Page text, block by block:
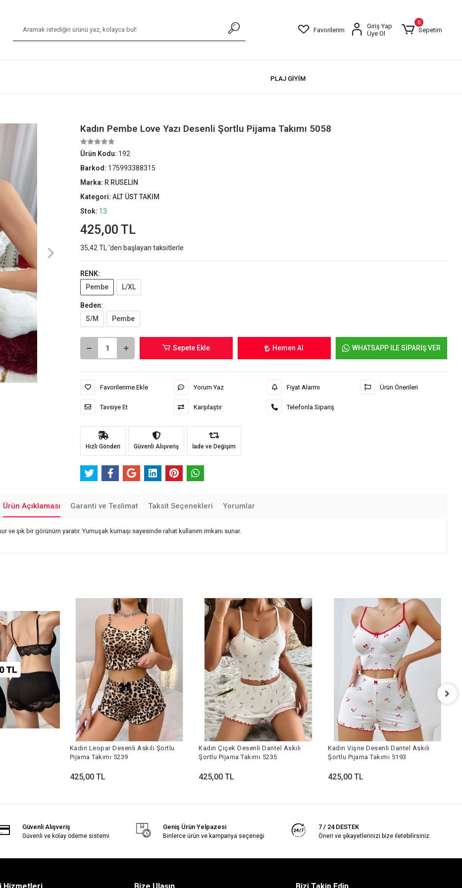
Favorilerim
Giriş Yap
Üye Ol
0
Sepetim
PLAJ GİYİM
Kadın Pembe Love Yazı Desenli Şortlu Pijama Takımı 5058
Ürün Kodu: 192
Barkod: 175993388315
Marka: R RUSELİN
Kategori:ALT ÜST TAKIM
Stok: 13
425,00 TL
35,42 TL 'den başlayan taksitlerle
RENK:
Pembe
L/XL
Beden:
S/M
Pembe
Sepete Ekle Hemen Al WHATSAPP İLE SİPARİŞ VER
Favorilerime Ekle
Tavsiye Et
Yorum Yaz
Karşılaştır
Fiyat Alarmı
Telefonla Sipariş
Ürün Önerileri
Hızlı Gönderi Güvenli Alışveriş İade ve Değişim
Ürün Açıklaması Garanti ve Teslimat Taksit Seçenekleri Yorumlar
ve şık bir görünüm yaratır. Yumuşak kumaşı sayesinde rahat kullanım imkanı sunar.
Kadın Leopar Desenli Askılı Şortlu
Pijama Takımı 5239
425,00 TL
Kadın Çiçek Desenli Dantel Askılı
Şortlu Pijama Takımı 5235
425,00 TL
Kadın Vişne Desenli Dantel Askılı
Şortlu Pijama Takımı 5193
425,00 TL
Güvenli Alışveriş
Güvenli ve kolay ödeme sistemi
Geniş Ürün Yelpazesi
Binlerce ürün ve kampanya seçeneği
7 / 24 DESTEK
Öneri ve şikayetlerinizi bize iletebilirsiniz.